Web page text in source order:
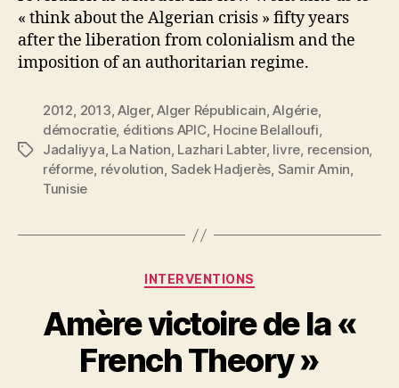
« think about the Algerian crisis » fifty years
after the liberation from colonialism and the
imposition of an authoritarian regime.
Étiquettes
2012, 2013, Alger,Alger Républicain,Algérie,
démocratie, éditions APIC, Hocine Belalloufi,
Jadaliyya, La Nation, Lazhari Labter, livre, recension,
réforme, révolution, Sadek Hadjerès, Samir Amin,
Tunisie
Catégories
INTERVENTIONS
Amère victoire de la «
French Theory »
N
d
b